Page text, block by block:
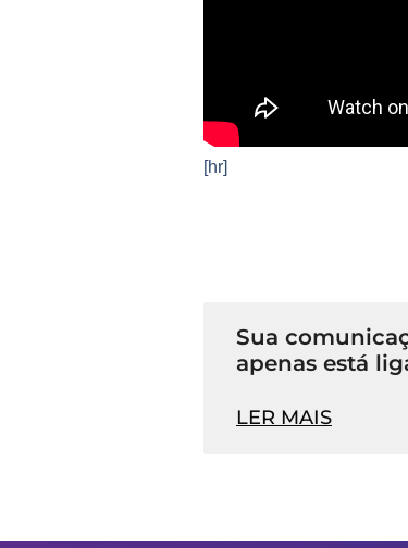
[hr]
Sua
apenas está
LER MAIS